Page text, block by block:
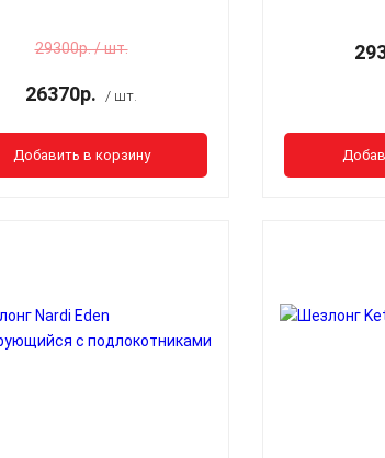
29300р. / шт.
26370р. / шт.
Добавить в корзину